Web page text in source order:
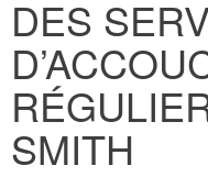
here
DES
SMITH